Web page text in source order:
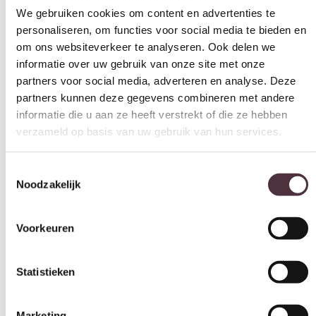
partners voor social media, adverteren en analyse. Deze
partners kunnen deze gegevens combineren met andere
informatie die u aan ze heeft verstrekt of die ze hebben
verzameld op basis van uw gebruik van hun services.
Toestemmingsselectie
Noodzakelijk
2 jaar CBW
Interessant voor jou